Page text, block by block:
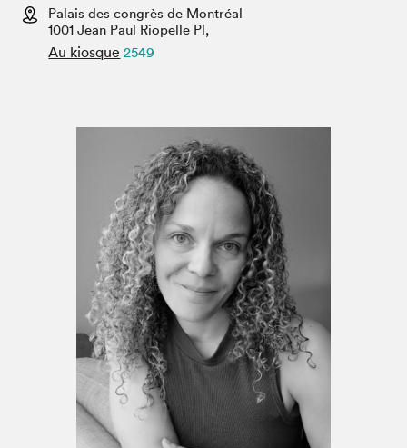
Espace médias
Palais des congrès de Montréal
1001 Jean Paul Riopelle Pl,
Au kiosque 2549